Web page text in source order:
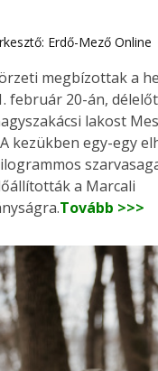
Erdő-Mező Online
megbízottak a
február 20-án,
lakost
kezükben egy-egy
a Marcali
Tovább >>>